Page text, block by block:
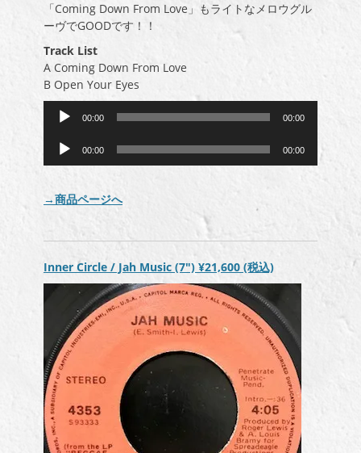
「Coming Down From Love」もライトなメロウグル
ーヴでGOODです！！
Track List
A Coming Down From Love
B Open Your Eyes
ー
00:00 00:00
ー
ー
00:00 00:00
→商品ページへ
Inner Circle / Jah Music (7″) ¥21,600 (税込)